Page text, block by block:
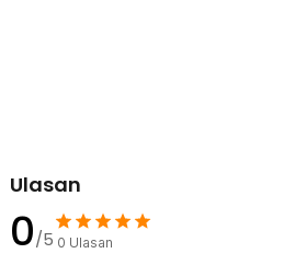
Ulasan
0/5 0 Ulasan